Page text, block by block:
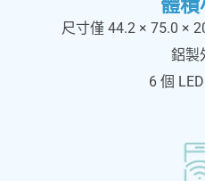
體積
尺寸僅 44.2 × 75.0 ×
鋁製
6 個